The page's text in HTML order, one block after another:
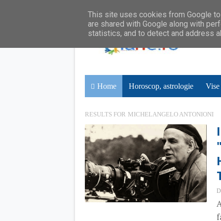
Home Horoscop, astrologie Vise
RESULTS FOR MICHELANGELO ANTONIONI
This site uses cookies from Google
are shared with Google along with
statistics, and to detect and address